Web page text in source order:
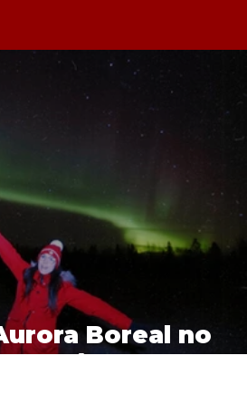
Boreal no
(Yukon)